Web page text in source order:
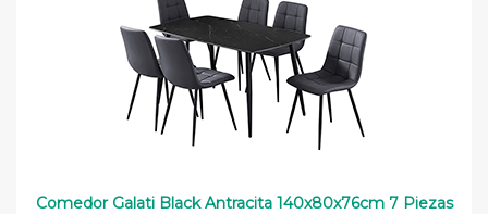
Comedor Galati Black Antracita 140x80x76cm 7 Piezas